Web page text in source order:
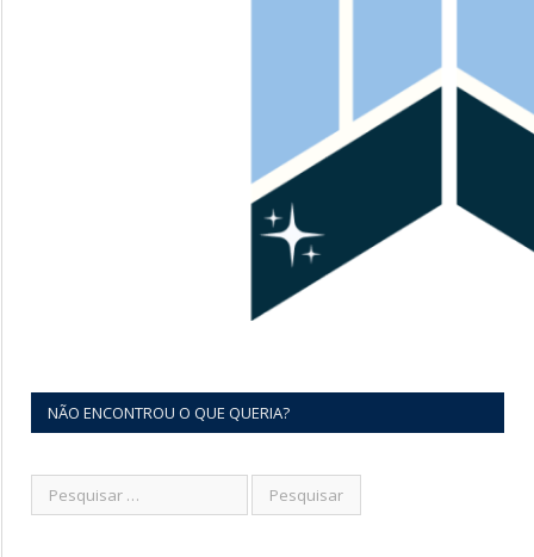
NÃO ENCONTROU O QUE QUERIA?